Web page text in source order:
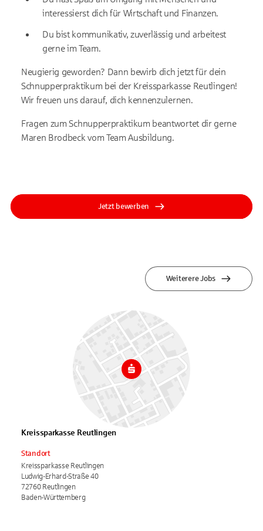
interessierst dich für Wirtschaft und Finanzen.
Du bist kommunikativ, zuverlässig und arbeitest
gerne im Team.
Neugierig geworden? Dann bewirb dich jetzt für dein
Schnupperpraktikum bei der Kreissparkasse Reutlingen!
Wir freuen uns darauf, dich kennenzulernen.
Fragen zum Schnupperpraktikum beantwortet dir gerne
Maren Brodbeck vom Team Ausbildung.
Jetzt bewerben
Weiterere Jobs
Kreissparkasse Reutlingen
Standort
Kreissparkasse Reutlingen
Ludwig-Erhard-Straße 40
72760 Reutlingen
Baden-Württemberg